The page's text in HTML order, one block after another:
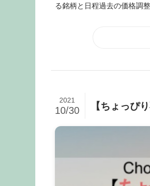
る銘柄と日程過去の価格調
【ちょっぴ
2021
10/30